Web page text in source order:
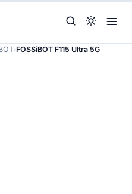
›FOSSiBOT F115 Ultra 5G